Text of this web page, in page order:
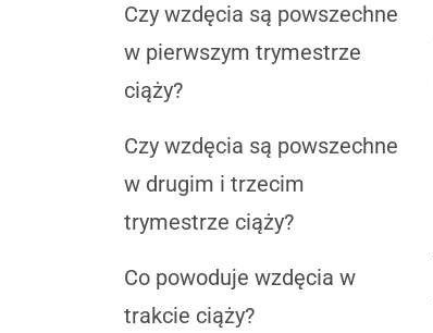
Czy wzdęcia są powszechne
w pierwszym trymestrze
ciąży?
Czy wzdęcia są powszechne
w drugim i trzecim
trymestrze ciąży?
Co powoduje wzdęcia w
trakcie ciąży?